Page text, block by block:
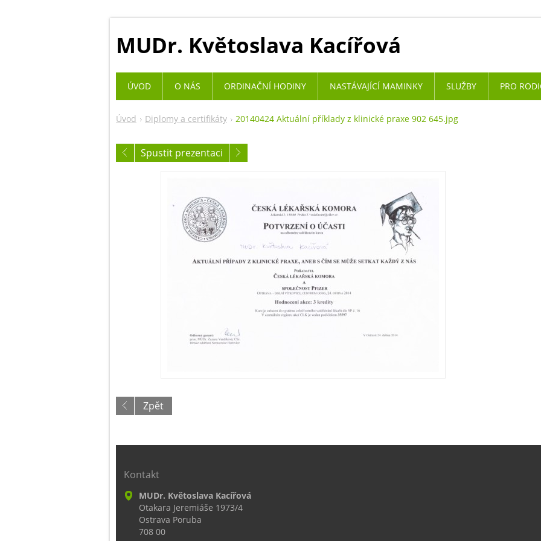
MUDr. Květoslava Kacířová
Úvod Diplomy a certifikáty 20140424 Aktuální příklady z klinické praxe 902 645.jpg
Spustit prezentaci
Zpět
ÚVOD O NÁS ORDINAČNÍ HODINY NASTÁVAJÍCÍ MAMINKY SLUŽBY PRO
Kontakt
MUDr. Květoslava Kacířová
Otakara Jeremiáše 1973/4
Ostrava Poruba
708 00